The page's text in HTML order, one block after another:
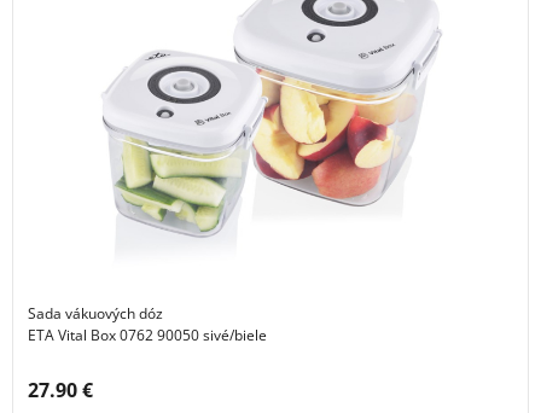
Sada vákuových dóz
ETA Vital Box 0762 90050 sivé/biele
Cena s DPH:
27.90 €